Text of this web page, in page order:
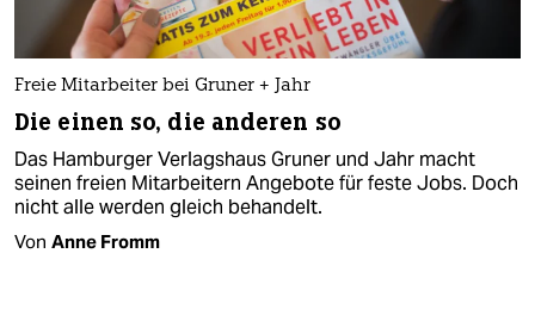
Freie Mitarbeiter bei Gruner + Jahr
Die einen so, die anderen so
Das Hamburger Verlagshaus Gruner und Jahr macht
seinen freien Mitarbeitern Angebote für feste Jobs. Doch
nicht alle werden gleich behandelt.
Von Anne Fromm